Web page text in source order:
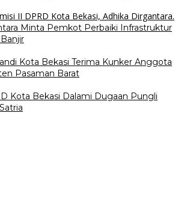
Minta Pemkot Perbaiki Infrastruktur
Kota Bekasi Terima Kunker Anggota
Pasaman Barat
Kota Bekasi Dalami Dugaan Pungli